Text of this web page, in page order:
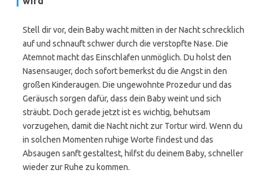
Stell dir vor, dein Baby wacht mitten in der Nacht schrecklich
auf und schnauft schwer durch die verstopfte Nase. Die
Atemnot macht das Einschlafen unmöglich. Du holst den
Nasensauger, doch sofort bemerkst du die Angst in den
großen Kinderaugen. Die ungewohnte Prozedur und das
Geräusch sorgen dafür, dass dein Baby weint und sich
sträubt. Doch gerade jetzt ist es wichtig, behutsam
vorzugehen, damit die Nacht nicht zur Tortur wird. Wenn du
in solchen Momenten ruhige Worte findest und das
Absaugen sanft gestaltest, hilfst du deinem Baby, schneller
wieder zur Ruhe zu kommen.